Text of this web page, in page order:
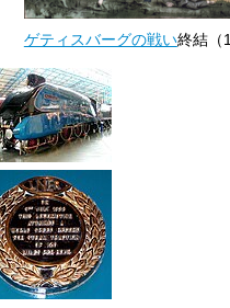
ゲティスバーグの戦い終結（